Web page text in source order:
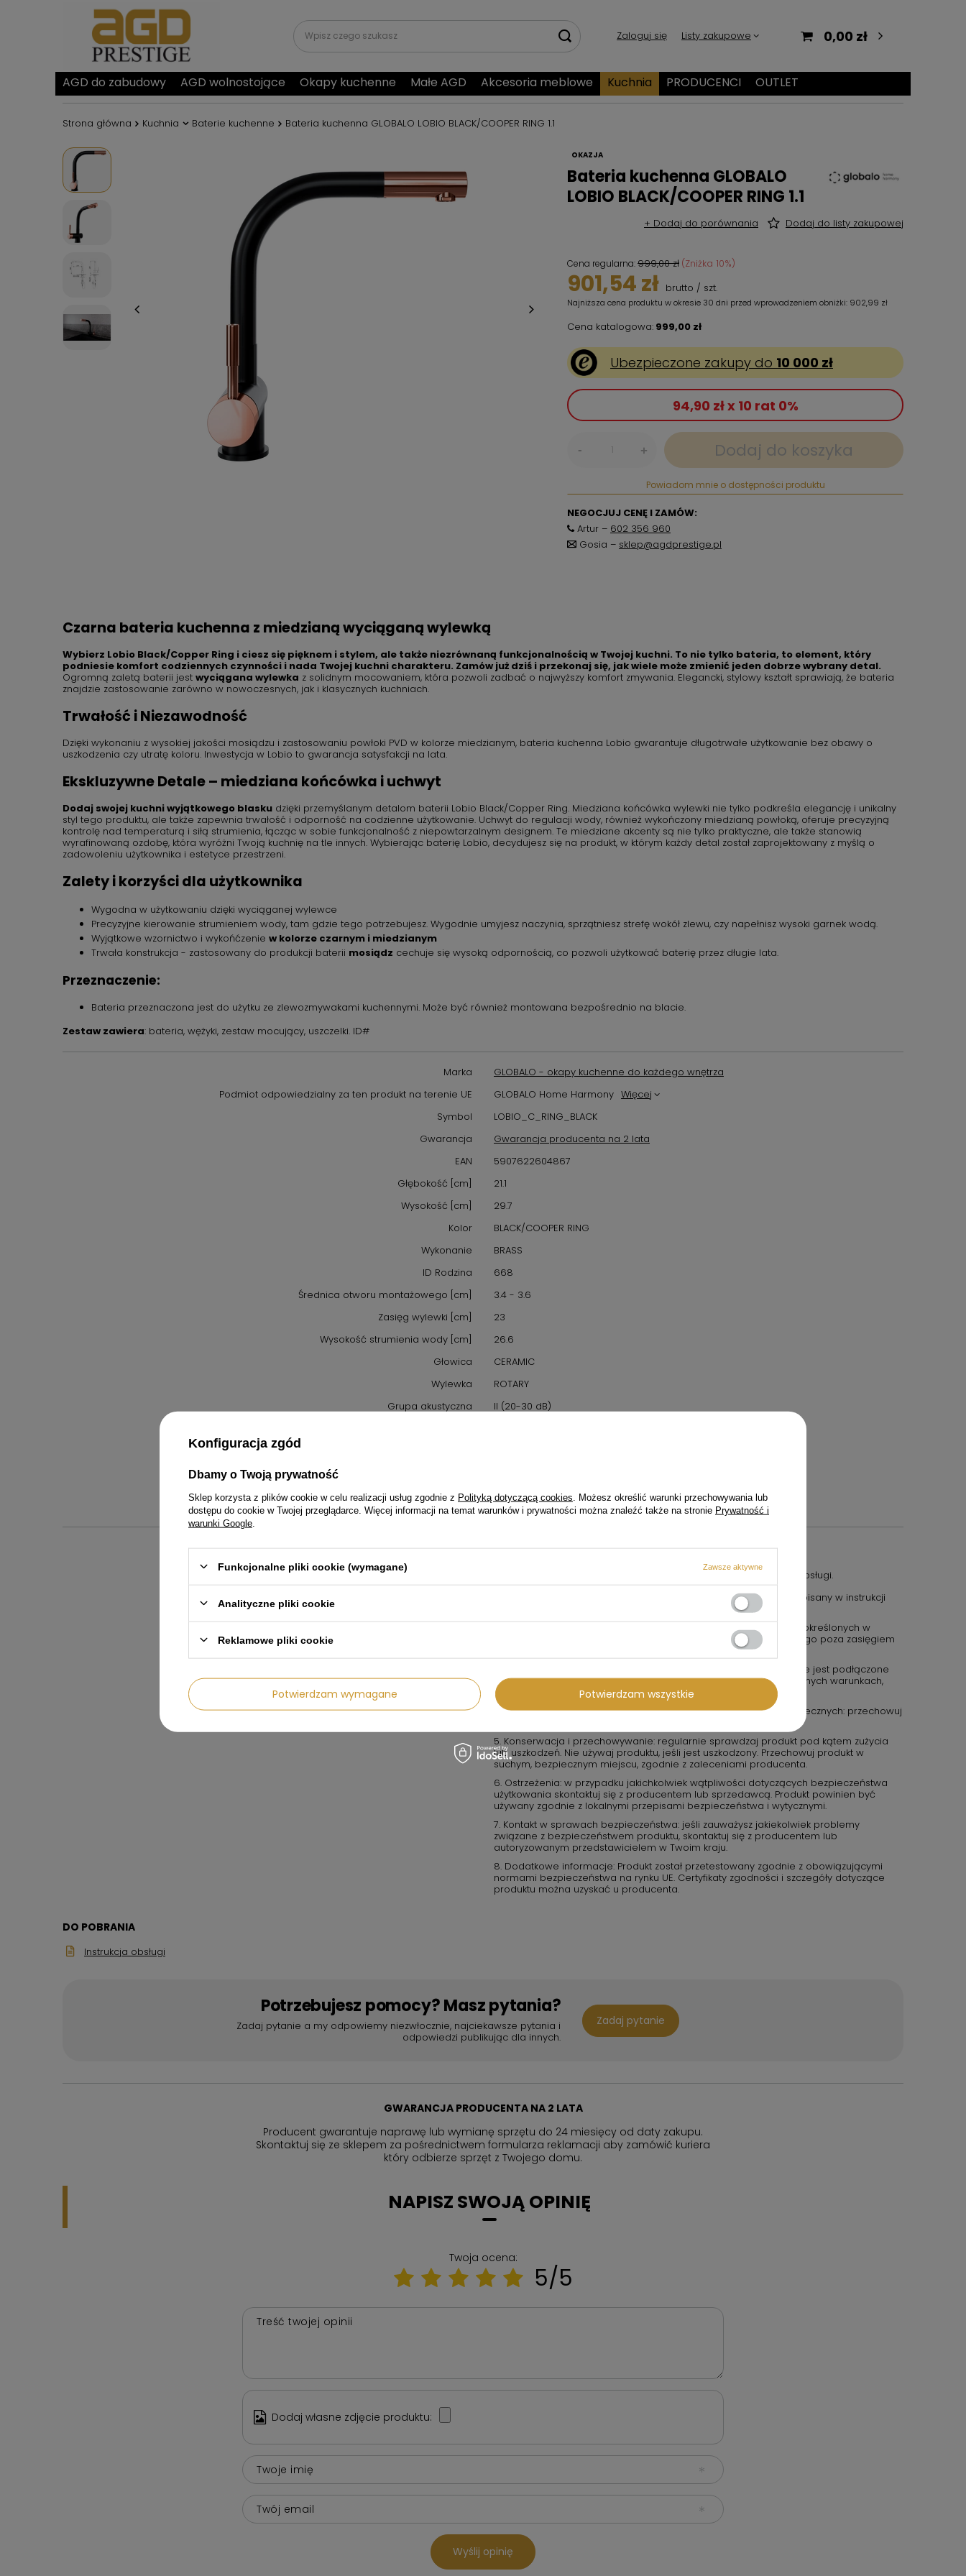
Zaloguj się Listy zakupowe 0,00 zł
AGD do zabudowy AGD wolnostojące Okapy kuchenne Małe AGD Akcesoria meblowe Kuchnia PRODUCENCI OUTLET
Strona główna Kuchnia Baterie kuchenne Bateria kuchenna GLOBALO LOBIO BLACK/COOPER RING 1.1
OKAZJA
Bateria kuchenna GLOBALO
LOBIO BLACK/COOPER RING 1.1
+ Dodaj do porównania Dodaj do listy zakupowej
Cena regularna:999,00 zł (Zniżka 10%)
901,54 zł brutto / szt.
Najniższa cena produktu w okresie 30 dni przed wprowadzeniem obniżki: 902,99 zł
Cena katalogowa: 999,00 zł
Ubezpieczone zakupy do 10 000 zł
94,90 zł x 10 rat 0%
- + Dodaj do koszyka
Powiadom mnie o dostępności produktu
NEGOCJUJ CENĘ I ZAMÓW:
Artur – 602 356 960
Gosia – sklep@agdprestige.pl
Czarna bateria kuchenna z miedzianą wyciąganą wylewką
Wybierz Lobio Black/Copper Ring i ciesz się pięknem i stylem, ale także niezrównaną funkcjonalnością w Twojej kuchni. To nie tylko bateria, to element, który
podniesie komfort codziennych czynności i nada Twojej kuchni charakteru. Zamów już dziś i przekonaj się, jak wiele może zmienić jeden dobrze wybrany detal.
Ogromną zaletą baterii jest wyciągana wylewka z solidnym mocowaniem, która pozwoli zadbać o najwyższy komfort zmywania. Elegancki, stylowy kształt sprawiają, że bateria
znajdzie zastosowanie zarówno w nowoczesnych, jak i klasycznych kuchniach.
Trwałość i Niezawodność
Dzięki wykonaniu z wysokiej jakości mosiądzu i zastosowaniu powłoki PVD w kolorze miedzianym, bateria kuchenna Lobio gwarantuje długotrwałe użytkowanie bez obawy o
uszkodzenia czy utratę koloru. Inwestycja w Lobio to gwarancja satysfakcji na lata.
Ekskluzywne Detale – miedziana końcówka i uchwyt
Dodaj swojej kuchni wyjątkowego blasku dzięki przemyślanym detalom baterii Lobio Black/Copper Ring. Miedziana końcówka wylewki nie tylko podkreśla elegancję i unikalny
styl tego produktu, ale także zapewnia trwałość i odporność na codzienne użytkowanie. Uchwyt do regulacji wody, również wykończony miedzianą powłoką, oferuje precyzyjną
kontrolę nad temperaturą i siłą strumienia, łącząc w sobie funkcjonalność z niepowtarzalnym designem. Te miedziane akcenty są nie tylko praktyczne, ale także stanowią
wyrafinowaną ozdobę, która wyróżni Twoją kuchnię na tle innych. Wybierając baterię Lobio, decydujesz się na produkt, w którym każdy detal został zaprojektowany z myślą o
zadowoleniu użytkownika i estetyce przestrzeni.
Zalety i korzyści dla użytkownika
Wygodna w użytkowaniu dzięki wyciąganej wylewce
Precyzyjne kierowanie strumieniem wody, tam gdzie tego potrzebujesz. Wygodnie umyjesz naczynia, sprzątniesz strefę wokół zlewu, czy napełnisz wysoki garnek wodą.
Wyjątkowe wzornictwo i wykońćzenie w kolorze czarnym i miedzianym
Trwała konstrukcja - zastosowany do produkcji baterii mosiądz cechuje się wysoką odpornością, co pozwoli użytkować baterię przez długie lata.
Przeznaczenie:
Bateria przeznaczona jest do użytku ze zlewozmywakami kuchennymi. Może być również montowana bezpośrednio na blacie.
Zestaw zawiera: bateria, wężyki, zestaw mocujący, uszczelki. ID#
Marka
GLOBALO - okapy kuchenne do każdego wnętrza
Podmiot odpowiedzialny za ten produkt na terenie UE
GLOBALO Home Harmony Więcej
Symbol
LOBIO_C_RING_BLACK
Gwarancja
Gwarancja producenta na 2 lata
EAN
5907622604867
Głębokość [cm]
21.1
Wysokość [cm]
29.7
Kolor
BLACK/COOPER RING
Wykonanie
BRASS
ID Rodzina
668
Średnica otworu montażowego [cm]
3.4 - 3.6
Zasięg wylewki [cm]
23
Wysokość strumienia wody [cm]
26.6
Głowica
CERAMIC
Wylewka
ROTARY
Grupa akustyczna
II (20-30 dB)
Średnica głowicy [cm]
3.5
Informacje o bezpieczeństwie
Przeznaczony jest do użytku zgodnego z jego funkcją i instrukcją obsługi.
Instrukcja bezpiecznego użytkowania
1. Przeznaczenie produktu: Używaj produktu wyłącznie w sposób opisany w instrukcji
obsługi oraz w warunkach zalecanych przez producenta.
2. Środki ostrożności: zawsze przestrzegaj zasad bezpieczeństwa określonych w
instrukcji obsługi. Produkt nie jest zabawką. Należy przechowywać go poza zasięgiem
3. W przypadku produktów elektrycznych: upewnij się, że urządzenie jest podłączone
do prawidłowego źródła zasilania. Nie używaj urządzenia w wilgotnych warunkach,
chyba że jest to produkt oznaczony jako wodoodporny.
4. W przypadku produktów chemicznych lub potencjalnie niebezpiecznych: przechowuj
5. Konserwacja i przechowywanie: regularnie sprawdzaj produkt pod kątem zużycia
lub uszkodzeń. Nie używaj produktu, jeśli jest uszkodzony. Przechowuj produkt w
suchym, bezpiecznym miejscu, zgodnie z zaleceniami producenta.
6. Ostrzeżenia: w przypadku jakichkolwiek wątpliwości dotyczących bezpieczeństwa
użytkowania skontaktuj się z producentem lub sprzedawcą. Produkt powinien być
używany zgodnie z lokalnymi przepisami bezpieczeństwa i wytycznymi.
7. Kontakt w sprawach bezpieczeństwa: jeśli zauważysz jakiekolwiek problemy
związane z bezpieczeństwem produktu, skontaktuj się z producentem lub
autoryzowanym przedstawicielem w Twoim kraju.
8. Dodatkowe informacje: Produkt został przetestowany zgodnie z obowiązującymi
normami bezpieczeństwa na rynku UE. Certyfikaty zgodności i szczegóły dotyczące
produktu można uzyskać u producenta.
DO POBRANIA
Instrukcja obsługi
Potrzebujesz pomocy? Masz pytania?
Zadaj pytanie a my odpowiemy niezwłocznie, najciekawsze pytania i
odpowiedzi publikując dla innych.
Zadaj pytanie
GWARANCJA PRODUCENTA NA 2 LATA
Producent gwarantuje naprawę lub wymianę sprzętu do 24 miesięcy od daty zakupu.
Skontaktuj się ze sklepem za pośrednictwem formularza reklamacji aby zamówić kuriera
który odbierze sprzęt z Twojego domu.
NAPISZ SWOJĄ OPINIĘ
Twoja ocena:
5/5
Treść twojej opinii
Dodaj własne zdjęcie produktu:
Twoje imię
Twój email
Wyślij opinię
Konfiguracja zgód
Dbamy o Twoją prywatność
Sklep korzysta z plików cookie w celu realizacji usług zgodnie z Polityką dotyczącą cookies . Możesz określić warunki przechowywania lub
dostępu do cookie w Twojej przeglądarce. Więcej informacji na temat warunków i prywatności można znaleźć także na stronie Prywatność i
warunki Google
Funkcjonalne pliki cookie (wymagane) Zawsze aktywne
Analityczne pliki cookie
Reklamowe pliki cookie
Potwierdzam wymagane Potwierdzam wszystkie